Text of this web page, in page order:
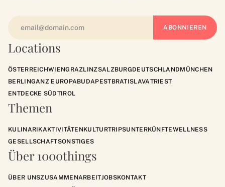
Locations
ÖSTERREICHWIENGRAZLINZSALZBURGDEUTSCHLANDMÜNCHEN
BERLINGANZ EUROPABUDAPESTBRATISLAVATRIEST
ENTDECKE SÜDTIROL
Themen
KULINARIKAKTIVITÄTENKULTURTRIPSUNTERKÜNFTEWELLNESS
GESELLSCHAFTSONSTIGES
Über 1000things
ÜBER UNSZUSAMMENARBEITJOBSKONTAKT